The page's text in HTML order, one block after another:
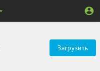
Загрузить